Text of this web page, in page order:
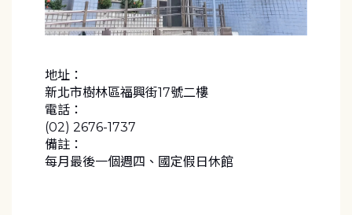
地址：
新北市樹林區福興街17號二樓
電話：
(02) 2676-1737
備註：
每月最後一個週四、國定假日休館